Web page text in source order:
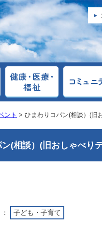
ント > ひまわりコパン(相談）(旧
(相談）(旧おしゃべり
子ども・子育て